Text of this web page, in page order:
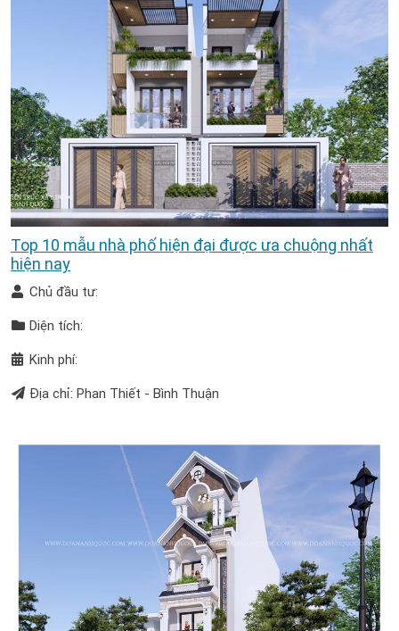
Top 10 mẫu nhà phố hiện đại được ưa chuộng nhất
hiện nay
Chủ đầu tư:
Diện tích:
Kinh phí:
Địa chỉ: Phan Thiết - Bình Thuận